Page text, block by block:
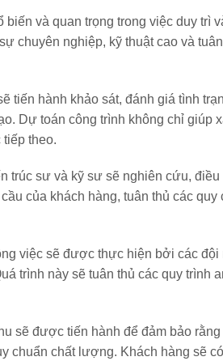
và quan trọng trong việc duy trì
chuyên nghiệp, kỹ thuật cao và
tiến hành khảo sát, đánh giá tình
Dự toán công trình không chỉ giúp
theo.
​​trúc sư và kỹ sư sẽ nghiên cứu, điều
của khách hàng, tuân thủ các quy
việc sẽ được thực hiện bởi các đội
trình này sẽ tuân thủ các quy trình
sẽ được tiến hành để đảm bảo rằng
chuẩn chất lượng. Khách hàng sẽ